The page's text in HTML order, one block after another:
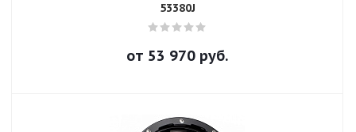
53380J
от 53 970 руб.